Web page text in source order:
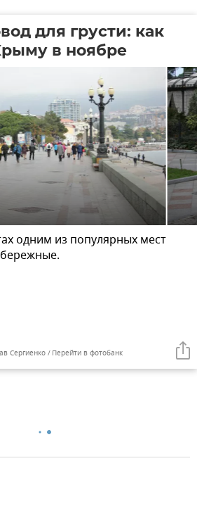
для грусти: как
в ноябре
одним из популярных мест
Сергиенко Перейти в фотобанк